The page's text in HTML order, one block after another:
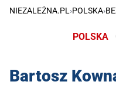
NIEZALEŻNA.PL ›POLSKA›
POLSKA
Bartosz